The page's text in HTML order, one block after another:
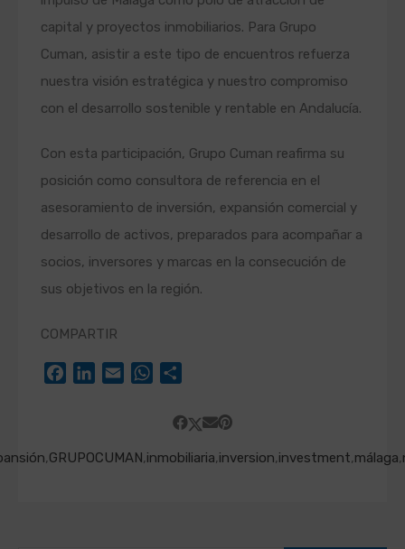
capital y proyectos inmobiliarios. Para Grupo
Cuman, asistir a este tipo de encuentros refuerza
nuestra visión estratégica y nuestro compromiso
con el desarrollo sostenible y rentable en Andalucía.
Con esta participación, Grupo Cuman reafirma su
posición como consultora de referencia en el
asesoramiento de inversión, expansión comercial y
desarrollo de activos, preparados para acompañar a
socios, inversores y marcas en la consecución de
sus objetivos en la región.
COMPARTIR
FacebookLinkedIn
Email WhatsApp
,GRUPOCUMAN,inmobiliaria,inversion,investment,málaga,